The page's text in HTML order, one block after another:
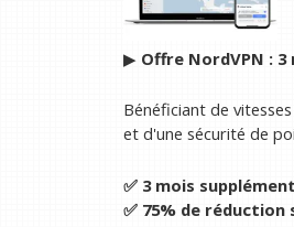
▶︎ Offre NordVPN : 3
Bénéficiant de
et d'une sécurité de
✅ 3 mois
✅ 75% de